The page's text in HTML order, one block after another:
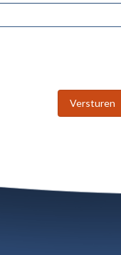
Versturen